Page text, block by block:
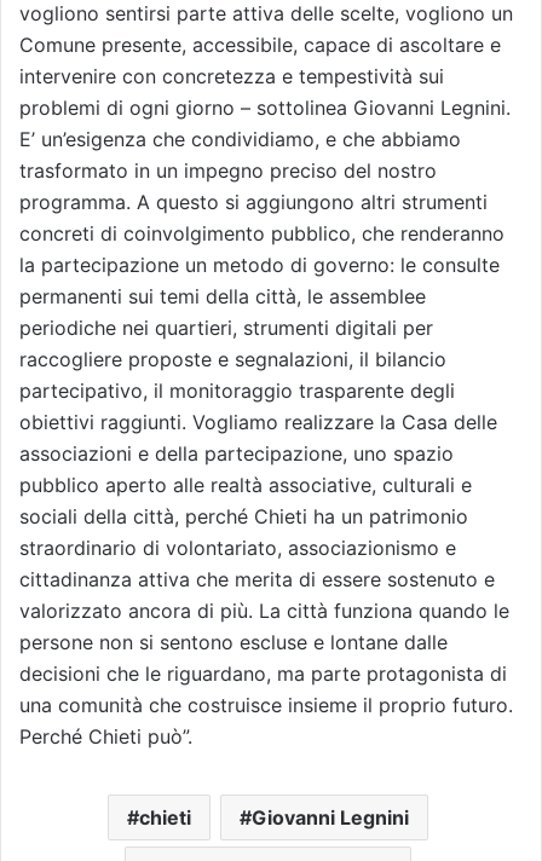
vogliono sentirsi parte attiva delle scelte, vogliono un
Comune presente, accessibile, capace di ascoltare e
intervenire con concretezza e tempestività sui
problemi di ogni giorno – sottolinea Giovanni Legnini.
E’ un’esigenza che condividiamo, e che abbiamo
trasformato in un impegno preciso del nostro
programma. A questo si aggiungono altri strumenti
concreti di coinvolgimento pubblico, che renderanno
la partecipazione un metodo di governo: le consulte
permanenti sui temi della città, le assemblee
periodiche nei quartieri, strumenti digitali per
raccogliere proposte e segnalazioni, il bilancio
partecipativo, il monitoraggio trasparente degli
obiettivi raggiunti. Vogliamo realizzare la Casa delle
associazioni e della partecipazione, uno spazio
pubblico aperto alle realtà associative, culturali e
sociali della città, perché Chieti ha un patrimonio
straordinario di volontariato, associazionismo e
cittadinanza attiva che merita di essere sostenuto e
valorizzato ancora di più. La città funziona quando le
persone non si sentono escluse e lontane dalle
decisioni che le riguardano, ma parte protagonista di
una comunità che costruisce insieme il proprio futuro.
Perché Chieti può”.
chieti Giovanni Legnini